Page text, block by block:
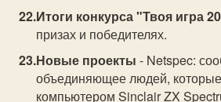
Итоги конкурса "Твоя игра
призах и победителях.
Новые проекты - Netspec:
объединяющее людей,
компьютером Sinclair ZX